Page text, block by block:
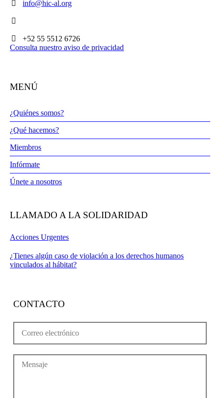
info@hic-al.org
+52 55 5512 6726
Consulta nuestro aviso de privacidad
MENÚ
¿Quiénes somos?
¿Qué hacemos?
Miembros
Infórmate
Únete a nosotros
LLAMADO A LA SOLIDARIDAD
Acciones Urgentes
¿Tienes algún caso de violación a los derechos humanos
vinculados al hábitat?
CONTACTO